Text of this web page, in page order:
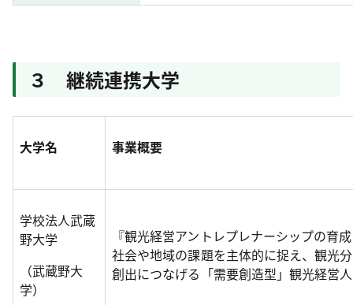
３ 継続連携大学
大学名 事業概要
学校法人武蔵
野大学
（武蔵野大
学）
『観光経営アントレプレナーシップの育
社会や地域の課題を主体的に捉え、観光
創出につなげる「需要創造型」観光経営